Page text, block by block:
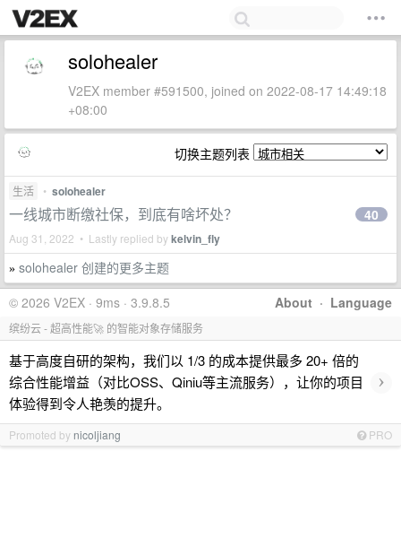
solohealer
V2EX member #591500, joined on 2022-08-17 14:49:18
+08:00
切换主题列表
生活 • solohealer
一线城市断缴社保，到底有啥坏处？
Aug 31, 2022 • Lastly replied bykelvin_fly
40
» solohealer 创建的更多主题
About · Language
© 2026 V2EX · 9ms · 3.9.8.5
缤纷云 - 超高性能🚀 的智能对象存储服务
基于高度自研的架构，我们以 1/3 的成本提供最多 20+ 倍的
综合性能增益（对比OSS、Qiniu等主流服务），让你的项目
体验得到令人艳羡的提升。
›
Promoted by nicoljiang PRO